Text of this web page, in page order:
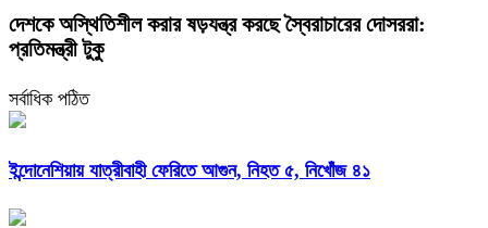
দেশকে অস্থিতিশীল করার ষড়যন্ত্র করছে স্বৈরাচারের দোসররা:
প্রতিমন্ত্রী টুকু
সর্বাধিক পঠিত
ইন্দোনেশিয়ায় যাত্রীবাহী ফেরিতে আগুন, নিহত ৫, নিখোঁজ ৪১